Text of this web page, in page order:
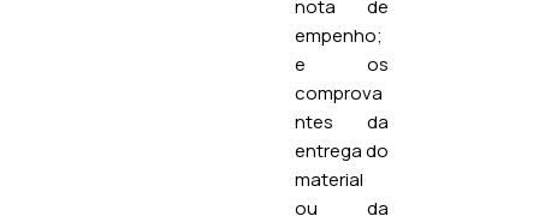
nota de
empenho;
e os
comprova
ntes da
entrega do
material
ou da